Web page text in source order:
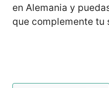
en Alemania y
que complemente tu